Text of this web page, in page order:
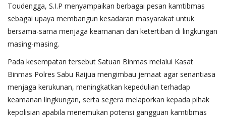
Toudengga, S.I.P menyampaikan berbagai pesan kamtibmas
sebagai upaya membangun kesadaran masyarakat untuk
bersama-sama menjaga keamanan dan ketertiban di lingkungan
masing-masing.
Pada kesempatan tersebut Satuan Binmas melalui Kasat
Binmas Polres Sabu Raijua mengimbau jemaat agar senantiasa
menjaga kerukunan, meningkatkan kepedulian terhadap
keamanan lingkungan, serta segera melaporkan kepada pihak
kepolisian apabila menemukan potensi gangguan kamtibmas